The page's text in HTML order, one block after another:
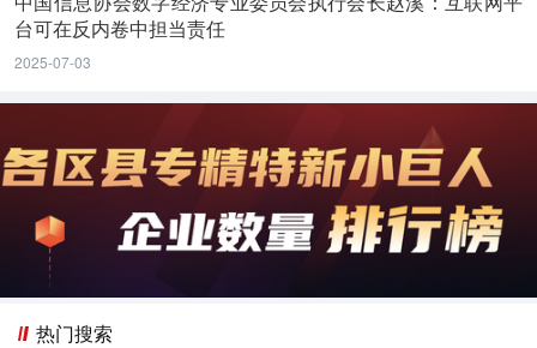
台可在反内卷中担当责任
2025-07-03
热门搜索